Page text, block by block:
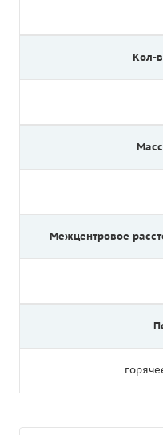
Кол-
Межцентровое